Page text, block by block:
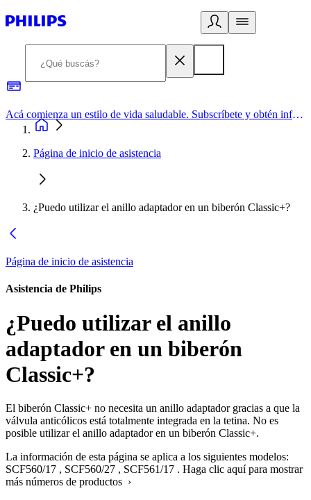
Acá comienza un estilo de vida saludable. Subscríbete y obtén información de primera mano
Página de inicio de asistencia
¿Puedo utilizar el anillo adaptador en un biberón Classic+?
Página de inicio de asistencia
Asistencia de Philips
¿Puedo utilizar el anillo
adaptador en un biberón
Classic+?
El biberón Classic+ no necesita un anillo adaptador gracias a que la
válvula anticólicos está totalmente integrada en la tetina. No es
posible utilizar el anillo adaptador en un biberón Classic+.
La información de esta página se aplica a los siguientes modelos:
SCF560/17 , SCF560/27 , SCF561/17 . Haga clic aquí para mostrar
más números de productos ›